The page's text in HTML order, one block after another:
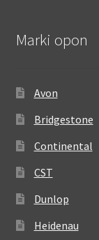
Marki opon
Avon
Bridgestone
Continental
CST
Dunlop
Heidenau